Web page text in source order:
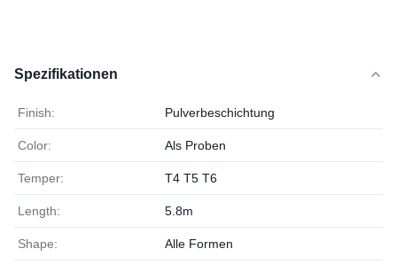
Spezifikationen
Finish: Pulverbeschichtung
Color: Als Proben
Temper: T4 T5 T6
Length: 5.8m
Shape: Alle Formen